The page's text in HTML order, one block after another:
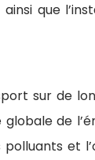
ainsi que
sur de
de
et